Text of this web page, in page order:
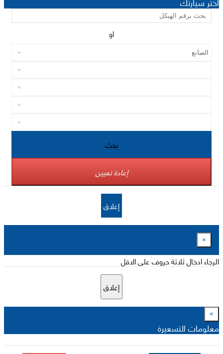
او
بحث
إعادة تعيين
إغلاق
×
الرجاء ادخال ثلاثة حروف على الاقل
إغلاق
×
معلومات التسعيرة